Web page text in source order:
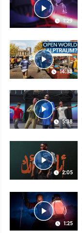
1:29
14:38
5:38
2:05
1:25